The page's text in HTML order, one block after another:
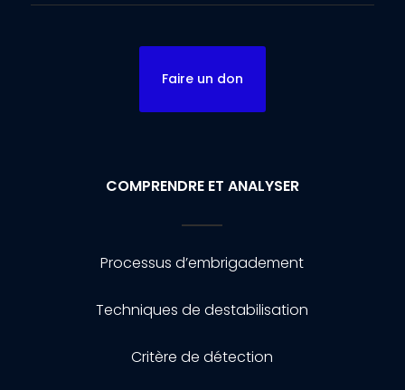
Faire un don
COMPRENDRE ET ANALYSER
Processus d’embrigadement
Techniques de destabilisation
Critère de détection